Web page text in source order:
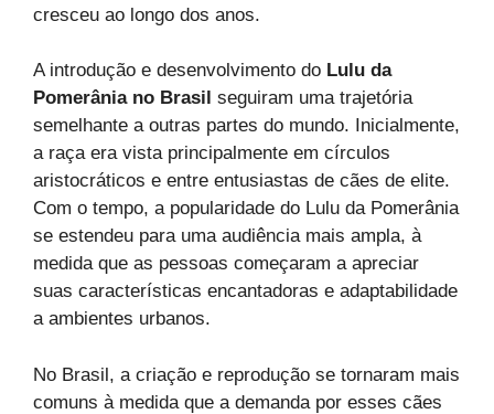
cresceu ao longo dos anos.
A introdução e desenvolvimento do Lulu da
Pomerânia no Brasil seguiram uma trajetória
semelhante a outras partes do mundo. Inicialmente,
a raça era vista principalmente em círculos
aristocráticos e entre entusiastas de cães de elite.
Com o tempo, a popularidade do Lulu da Pomerânia
se estendeu para uma audiência mais ampla, à
medida que as pessoas começaram a apreciar
suas características encantadoras e adaptabilidade
a ambientes urbanos.
No Brasil, a criação e reprodução se tornaram mais
comuns à medida que a demanda por esses cães